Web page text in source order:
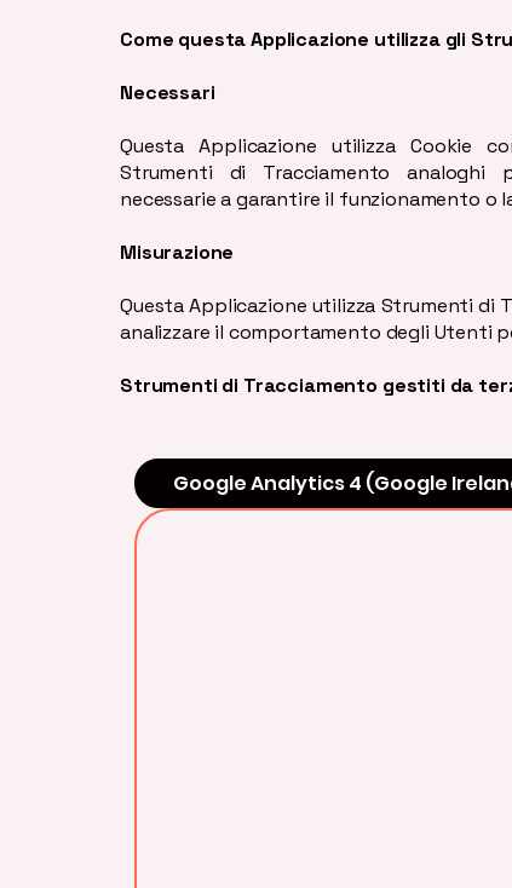
Come questa Applicazione utilizza gli
Necessari
Questa Applicazione utilizza Cookie
Strumenti di Tracciamento analoghi
necessarie a garantire il funzionamento o
Misurazione
Questa Applicazione utilizza Strumenti di
analizzare il comportamento degli Utenti
Strumenti di Tracciamento gestiti da
Google Analytics 4 (Google